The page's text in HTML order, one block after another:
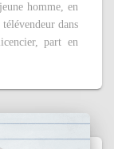
homme, en
dans
part en